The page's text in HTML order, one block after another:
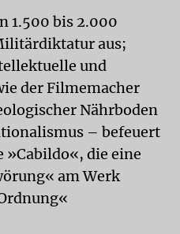
1.500 bis 2.000
aus;
und
der Filmemacher
Nährboden
– befeuert
die eine
am Werk